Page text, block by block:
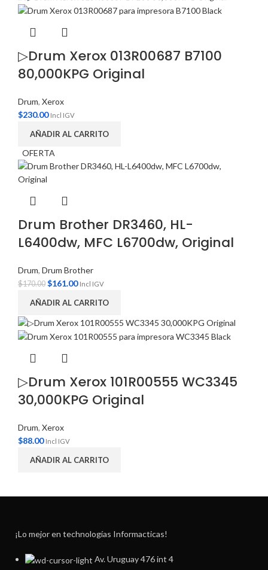
▷Drum Xerox 013R00687 B7100
80,000KPG Original
Drum, Xerox
$230.00 Incl IGV
AÑADIR AL CARRITO
OFERTA
Drum Brother DR3460, HL-
L6400dw, MFC L6700dw, Original
Drum, Drum Brother
$170.00 $161.00 Incl IGV
AÑADIR AL CARRITO
▷Drum Xerox 101R00555 WC3345
30,000KPG Original
Drum, Xerox
$88.00 Incl IGV
AÑADIR AL CARRITO
¡Lo mejor en technologías Informacticas!
Av. Uruguay 476 int 4